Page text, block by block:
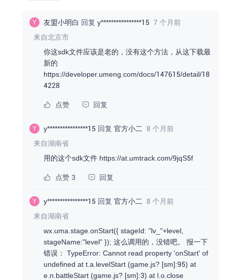
Y 友盟小明白 回复 y****************15 7 个月前
来自北京市
你这sdk文件应该是老的，没有这个方法，从这下载最
新的
https://developer.umeng.com/docs/147615/detail/18
4228
点赞 回复
Y y****************15 回复 官方小二
8 个月前
来自湖南省
用的这个sdk文件 https://at.umtrack.com/9jqS5f
点赞 3 回复
Y y****************15 回复 官方小二
8 个月前
来自湖南省
wx.uma.stage.onStart({ stageId: "lv_"+level,
stageName:"level" }); 这么调用的，没错吧。 报一下
错误： TypeError: Cannot read property 'onStart' of
undefined at t.a.levelStart (game.js? [sm]:95) at
e.n.battleStart (game.js? [sm]:3) at l.o.close